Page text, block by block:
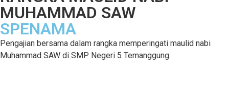
MUHAMMAD SAW
SPENAMA
Pengajian bersama dalam rangka memperingati maulid nabi
Muhammad SAW di SMP Negeri 5 Temanggung.